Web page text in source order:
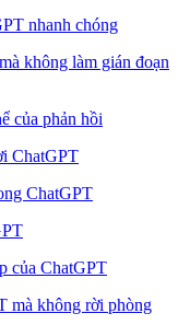
nhanh chóng
không làm gián đoạn
của phản hồi
ChatGPT
ChatGPT
của ChatGPT
mà không rời phòng